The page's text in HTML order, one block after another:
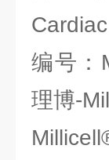
编号：
理博-